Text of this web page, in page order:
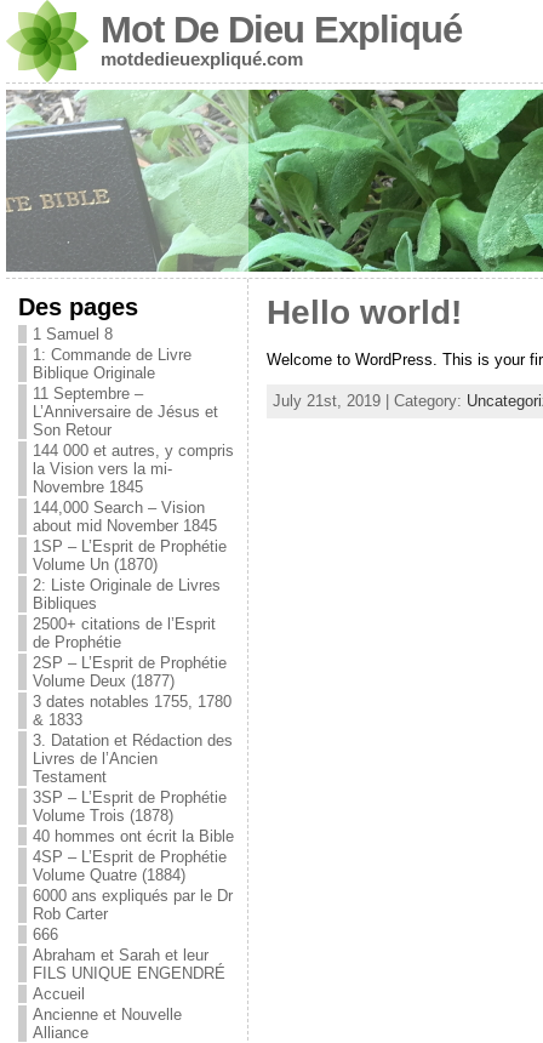
Mot De Dieu Expliqué
motdedieuexpliqué.com
Des pages
1 Samuel 8
1: Commande de Livre
Biblique Originale
11 Septembre –
L’Anniversaire de Jésus et
Son Retour
144 000 et autres, y compris
la Vision vers la mi-
Novembre 1845
144,000 Search – Vision
about mid November 1845
1SP – L’Esprit de Prophétie
Volume Un (1870)
2: Liste Originale de Livres
Bibliques
2500+ citations de l’Esprit
de Prophétie
2SP – L’Esprit de Prophétie
Volume Deux (1877)
3 dates notables 1755, 1780
& 1833
3. Datation et Rédaction des
Livres de l’Ancien
Testament
3SP – L’Esprit de Prophétie
Volume Trois (1878)
40 hommes ont écrit la Bible
4SP – L’Esprit de Prophétie
Volume Quatre (1884)
6000 ans expliqués par le Dr
Rob Carter
666
Abraham et Sarah et leur
FILS UNIQUE ENGENDRÉ
Accueil
Ancienne et Nouvelle
Alliance
Hello world!
Welcome to WordPress. This is your
July 21st, 2019 | Category: